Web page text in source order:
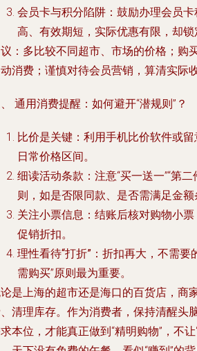
会员卡与积分陷阱 ：鼓励办理会员
高、有效期短，实际优惠有限，却锁
：多比较不同超市、市场的价格；购
消费；谨慎对待会员营销，算清实际收
通用消费提醒：如何避开“潜规则”？
比价是关键 ：利用手机比价软件或
日常价格区间。
细读活动条款 ：注意“买一送一”“第
则，如是否限同款、是否需满足金额
关注小票信息 ：结账后核对购物小
促销折扣。
理性看待“打折” ：折扣再大，不需要
需购买”原则最为重要。
是上海的超市还是海口的百货店，商
清理库存。作为消费者，保持清醒头
本位，才能真正做到“精明购物”，不